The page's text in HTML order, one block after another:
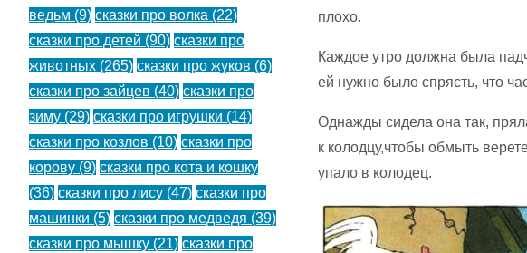
плохо.
Каждое утро должна была
ей нужно было спрясть, что
Однажды сидела она так,
к колодцу,чтобы обмыть
упало в колодец.
ведьм (9) сказки про волка (22)
сказки про детей (90) сказки про
животных (265) сказки про жуков (6)
сказки про зайцев (40) сказки про
зиму (29) сказки про игрушки (14)
сказки про козлов (10) сказки про
корову (9) сказки про кота и кошку
(36) сказки про лису (47) сказки про
машинки (5) сказки про медведя (39)
сказки про мышку (21) сказки про